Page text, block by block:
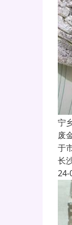
宁
废
于
长
24-